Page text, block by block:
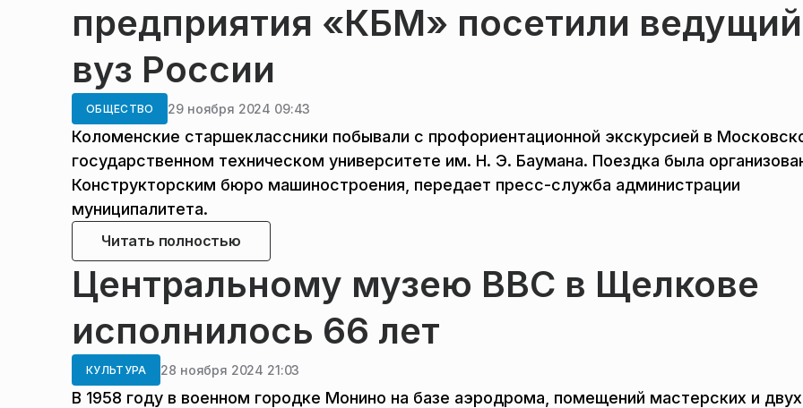
предприятия «КБМ» посетили ведущий
вуз России
ОБЩЕСТВО 29 ноября 2024 09:43
Коломенские старшеклассники побывали с профориентационной экскурсией в
государственном техническом университете им. Н. Э. Баумана. Поездка была
Конструкторским бюро машиностроения, передает пресс-служба администрации
муниципалитета.
Читать полностью
Центральному музею ВВС в Щелкове
исполнилось 66 лет
КУЛЬТУРА 28 ноября 2024 21:03
В 1958 году в военном городке Монино на базе аэродрома, помещений мастерских и двух